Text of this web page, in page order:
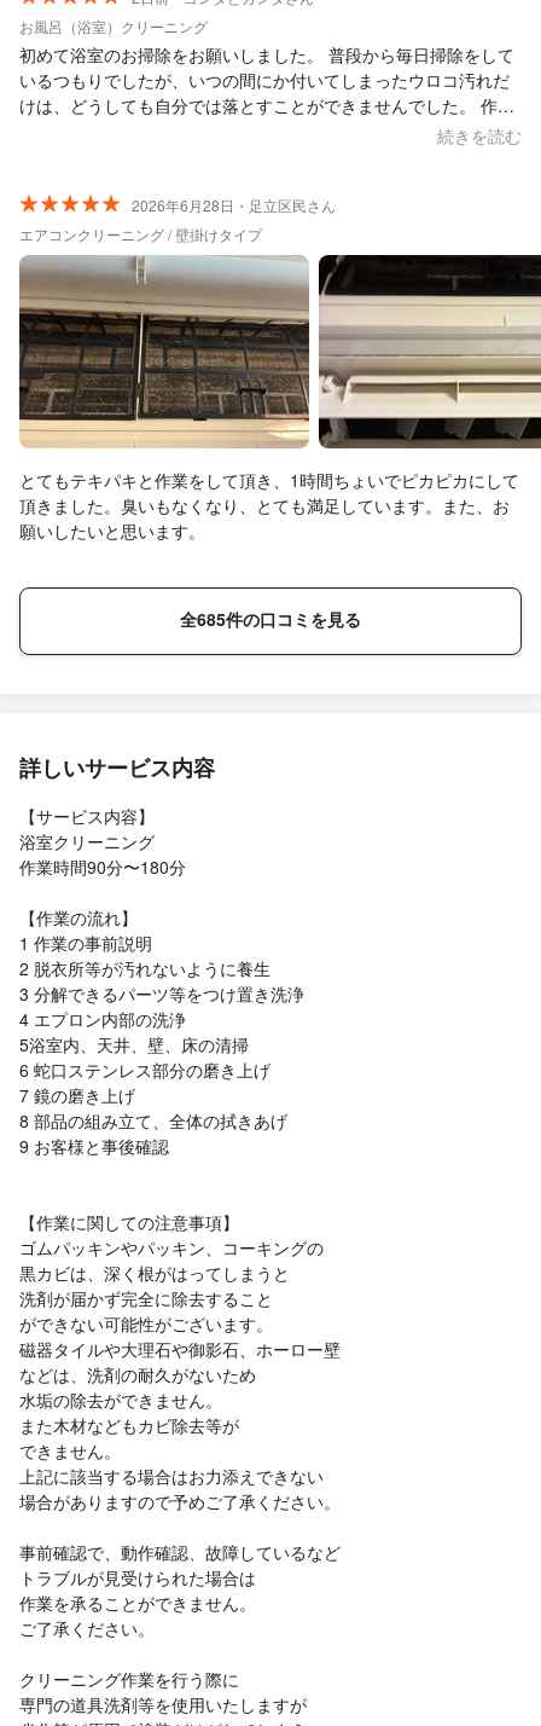
お風呂（浴室）クリーニング
初めて浴室のお掃除をお願いしました。 普段から毎日掃除をして
いるつもりでしたが、いつの間にか付いてしまったウロコ汚れだ
けは、どうしても自分では落とすことができませんでした。 作業
後の仕上がりは想像以上で、浴室全体がとても明るくなり感動し
バスチェアや洗面器などの小物まで丁寧に清掃してくださり、細
やかな心遣いがとても嬉しかったです。 黒いカビについては、経
年による変色のため完全には落ちないことも、きちんと説明して
いただき納得できました。無理に「落ちます」と言わず、正直に
説明してくださる姿勢にも信頼が持てました。 終始とても丁寧な
お仕事で、プロにお願いして本当に良かったと感じています。ま
たぜひお願いしたいと思います。ありがとうございました。
続きを読む
2026年6月28日・足立区民さん
エアコンクリーニング / 壁掛けタイプ
とてもテキパキと作業をして頂き、1時間ちょいでピカピカにして
頂きました。臭いもなくなり、とても満足しています。また、お
願いしたいと思います。
全685件の口コミを見る
詳しいサービス内容
【サービス内容】
浴室クリーニング
作業時間90分〜180分
【作業の流れ】
1 作業の事前説明
2 脱衣所等が汚れないように養生
3 分解できるパーツ等をつけ置き洗浄
4 エプロン内部の洗浄
5浴室内、天井、壁、床の清掃
6 蛇口ステンレス部分の磨き上げ
7 鏡の磨き上げ
8 部品の組み立て、全体の拭きあげ
9 お客様と事後確認
【作業に関しての注意事項】
ゴムパッキンやパッキン、コーキングの
黒カビは、深く根がはってしまうと
洗剤が届かず完全に除去すること
ができない可能性がございます。
磁器タイルや大理石や御影石、ホーロー壁
などは、洗剤の耐久がないため
水垢の除去ができません。
また木材などもカビ除去等が
できません。
上記に該当する場合はお力添えできない
場合がありますので予めご了承ください。
事前確認で、動作確認、故障しているなど
トラブルが見受けられた場合は
作業を承ることができません。
ご了承ください。
クリーニング作業を行う際に
専門の道具洗剤等を使用いたしますが